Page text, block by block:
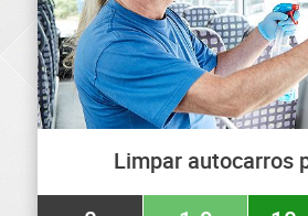
Limpar autocarros